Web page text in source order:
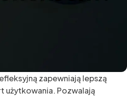
zapewniają lepszą
użytkowania. Pozwalają